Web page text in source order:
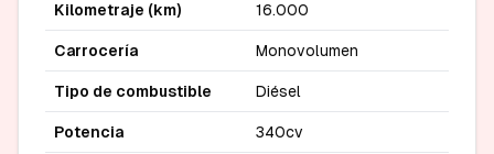
Kilometraje (km) 16.000
Carrocería Monovolumen
Tipo de combustible Diésel
Potencia 340cv